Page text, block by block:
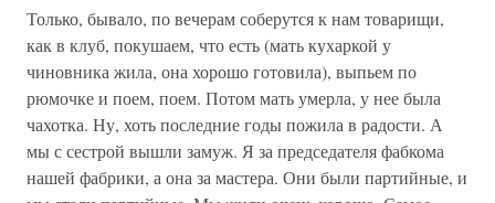
Только, бывало, по вечерам соберутся к нам товарищи,
как в клуб, покушаем, что есть (мать кухаркой у
чиновника жила, она хорошо готовила), выпьем по
рюмочке и поем, поем. Потом мать умерла, у нее была
чахотка. Ну, хоть последние годы пожила в радости. А
мы с сестрой вышли замуж. Я за председателя фабкома
нашей фабрики, а она за мастера. Они были партийные, и